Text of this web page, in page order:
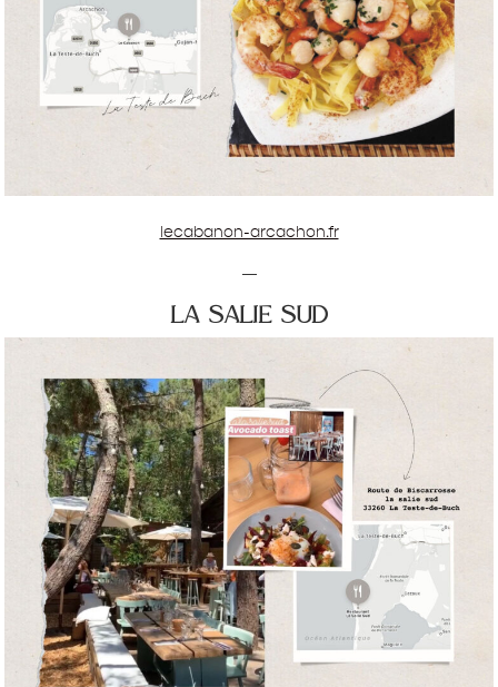
lecabanon-arcachon.fr
—
la salie sud